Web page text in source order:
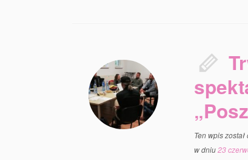
Ten wpis
w dniu23